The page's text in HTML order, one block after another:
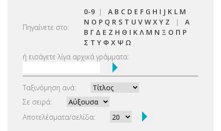
Πηγαίνετε στο:
0-9 | A B C D E F G H I J K L M
N O P Q R S T U V W X Y Z | Α
Β Γ Δ Ε Ζ Η Θ Ι Κ Λ Μ Ν Ξ Ο Π Ρ
Σ Τ Υ Φ Χ Ψ Ω
ή εισάγετε λίγα αρχικά γράμματα:
Ταξινόμηση ανά:
Σε σειρά:
Αποτελέσματα/σελίδα: